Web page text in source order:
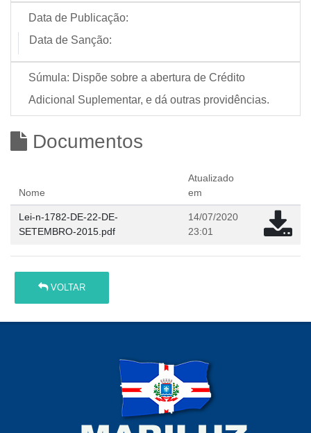
Data de Publicação:
Data de Sanção:
Súmula: Dispõe sobre a abertura de Crédito
Adicional Suplementar, e dá outras providências.
Documentos
Nome
Atualizado
em
Lei-n-1782-DE-22-DE-
SETEMBRO-2015.pdf
14/07/2020
23:01
VOLTAR